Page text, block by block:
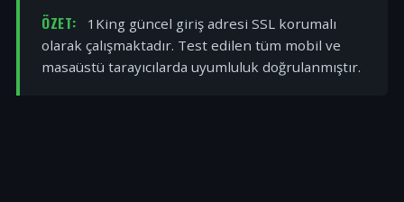
ÖZET:
1King güncel giriş adresi SSL korumalı
olarak çalışmaktadır. Test edilen tüm mobil ve
masaüstü tarayıcılarda uyumluluk doğrulanmıştır.